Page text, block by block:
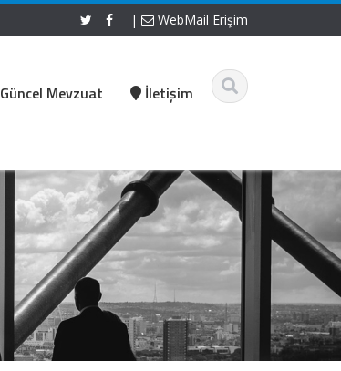
| WebMail Erişim
Güncel Mevzuat İletişim